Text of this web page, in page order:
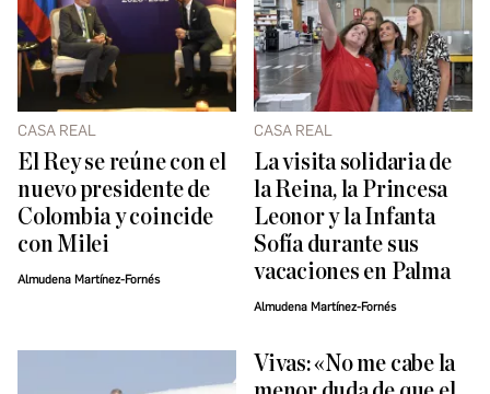
CASA REAL
El Rey se reúne con el
nuevo presidente de
Colombia y coincide
con Milei
Almudena Martínez-Fornés
CASA REAL
La visita solidaria de
la Reina, la Princesa
Leonor y la Infanta
Sofía durante sus
vacaciones en Palma
Almudena Martínez-Fornés
Vivas: «No me cabe la